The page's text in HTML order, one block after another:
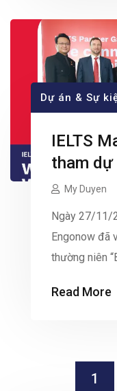
Sự kiện này
Dự án & Sự
IELTS
tham dự
Council
My Duyen
Ngày 27/11/
Engonow đã
thường niên
đồng Anh tại
các đối tác
Read More
1